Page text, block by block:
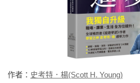
作者： 史考特．楊(Scott H. Young)